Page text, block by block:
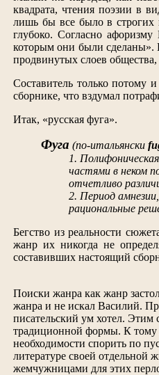
квадрата, чтения поэзии в
лишь бы все было в строгих
глубоко. Согласно
которым они были сделаны».
продвинутых слоев
Составитель только потому
сборнике, что вздумал
Итак, «русская фуга».
Фуга (по-итальянски
1.
частями в неком
отчетливо
2. Период
рациональные
Бегство из реальности
жанр их никогда не
составивших настоящий
Поиски жанра как жанр
жанра и не искал Василий.
писательский ум хотел. Этим
традиционной формы. К тому
необходимости спорить по
литературе своей
жемчужницами для этих